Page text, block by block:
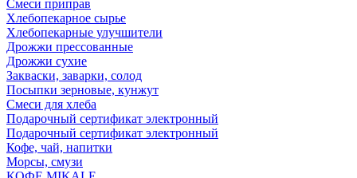
Смеси приправ
Хлебопекарное сырье
Хлебопекарные улучшители
Дрожжи прессованные
Дрожжи сухие
Закваски, заварки, солод
Посыпки зерновые, кунжут
Смеси для хлеба
Подарочный сертификат электронный
Подарочный сертификат электронный
Кофе, чай, напитки
Морсы, смузи